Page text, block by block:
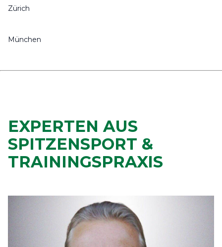
Zürich
München
EXPERTEN AUS
SPITZENSPORT &
TRAININGSPRAXIS